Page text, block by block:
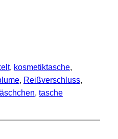
, kosmetiktasche
, Reißverschluss
, tasche